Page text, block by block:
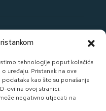
tehnologije poput kolačića
uređaju. Pristanak na ove
kao što su ponašanje
ovi na ovoj stranici.
negativno utjecati na
staklene ambalaže uz D. I.